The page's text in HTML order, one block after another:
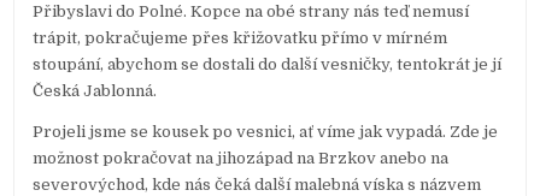
Přibyslavi do Polné. Kopce na obé strany nás teď nemusí
trápit, pokračujeme přes křižovatku přímo v mírném
stoupání, abychom se dostali do další vesničky, tentokrát je jí
Česká Jablonná.
Projeli jsme se kousek po vesnici, ať víme jak vypadá. Zde je
možnost pokračovat na jihozápad na Brzkov anebo na
severovýchod, kde nás čeká další malebná víska s názvem